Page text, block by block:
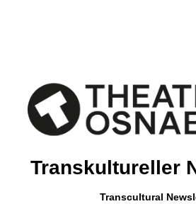
Transkultureller
Transcultural